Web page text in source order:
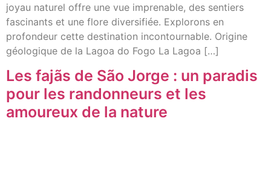
joyau naturel offre une vue imprenable, des sentiers
fascinants et une flore diversifiée. Explorons en
profondeur cette destination incontournable. Origine
géologique de la Lagoa do Fogo La Lagoa […]
Les fajãs de São Jorge : un paradis
pour les randonneurs et les
amoureux de la nature